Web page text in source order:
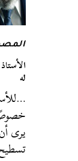
له
يرى